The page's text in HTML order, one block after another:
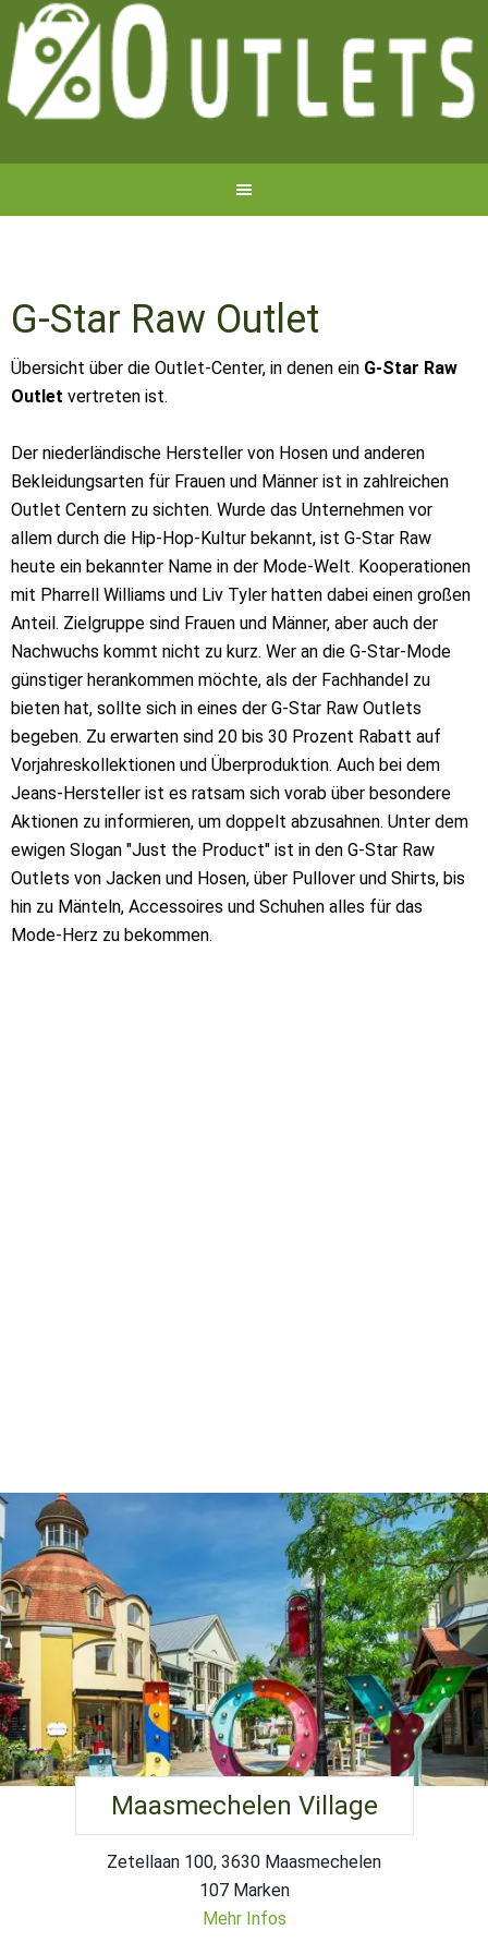
G-Star Raw Outlet
Übersicht über die Outlet-Center, in denen ein G-Star Raw
Outlet vertreten ist.
Der niederländische Hersteller von Hosen und anderen
Bekleidungsarten für Frauen und Männer ist in zahlreichen
Outlet Centern zu sichten. Wurde das Unternehmen vor
allem durch die Hip-Hop-Kultur bekannt, ist G-Star Raw
heute ein bekannter Name in der Mode-Welt. Kooperationen
mit Pharrell Williams und Liv Tyler hatten dabei einen großen
Anteil. Zielgruppe sind Frauen und Männer, aber auch der
Nachwuchs kommt nicht zu kurz. Wer an die G-Star-Mode
günstiger herankommen möchte, als der Fachhandel zu
bieten hat, sollte sich in eines der G-Star Raw Outlets
begeben. Zu erwarten sind 20 bis 30 Prozent Rabatt auf
Vorjahreskollektionen und Überproduktion. Auch bei dem
Jeans-Hersteller ist es ratsam sich vorab über besondere
Aktionen zu informieren, um doppelt abzusahnen. Unter dem
ewigen Slogan "Just the Product" ist in den G-Star Raw
Outlets von Jacken und Hosen, über Pullover und Shirts, bis
hin zu Mänteln, Accessoires und Schuhen alles für das
Mode-Herz zu bekommen.
Maasmechelen Village
Zetellaan 100, 3630 Maasmechelen
107 Marken
Mehr Infos